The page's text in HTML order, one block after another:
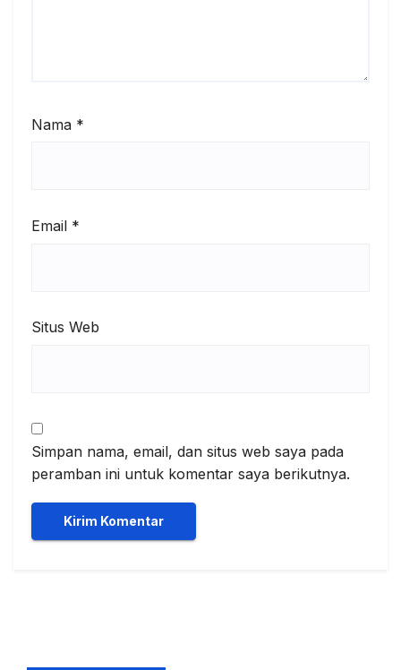
Nama *
Email *
Situs Web
Simpan nama, email, dan situs web saya pada
peramban ini untuk komentar saya berikutnya.